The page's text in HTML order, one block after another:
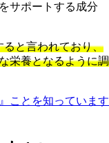
サポートする成分
ると言われており、
栄養となるように調
ことを知っています